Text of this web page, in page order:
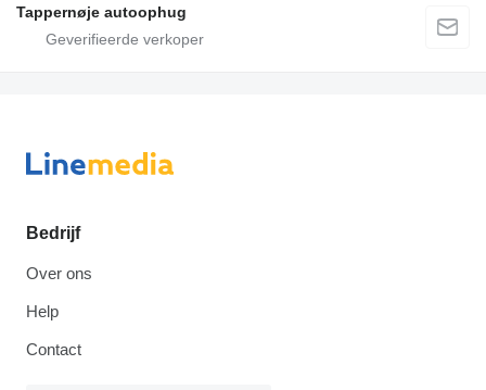
Tappernøje autoophug
Bedrijf
Over ons
Help
Contact